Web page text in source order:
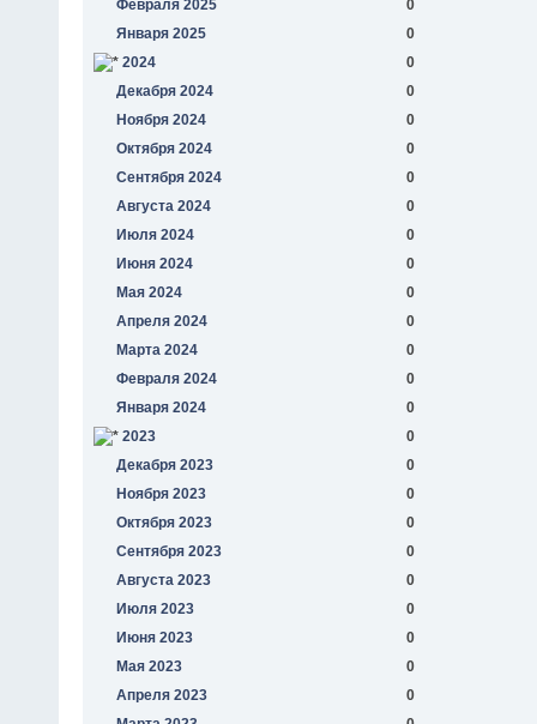
Февраля 2025
0
Января 2025
0
2024
0
Декабря 2024
0
Ноября 2024
0
Октября 2024
0
Сентября 2024
0
Августа 2024
0
Июля 2024
0
Июня 2024
0
Мая 2024
0
Апреля 2024
0
Марта 2024
0
Февраля 2024
0
Января 2024
0
2023
0
Декабря 2023
0
Ноября 2023
0
Октября 2023
0
Сентября 2023
0
Августа 2023
0
Июля 2023
0
Июня 2023
0
Мая 2023
0
Апреля 2023
0